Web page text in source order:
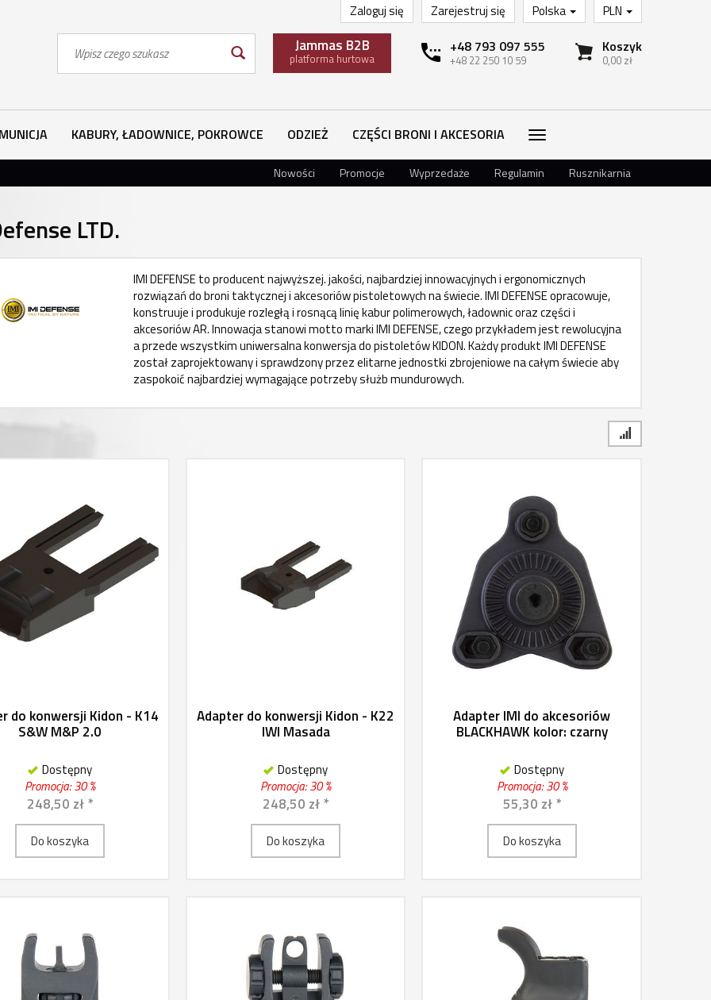
PLN
Polska
Zarejestruj się
Zaloguj się
Koszyk
0,00 zł
+48 793 097 555
+48 22 250 10 59
Jammas B2B
platforma hurtowa
KABURY, ŁADOWNICE, POKROWCE ODZIEŻ CZĘŚCI BRONI I AKCESORIA
Nowości Promocje Wyprzedaże Regulamin Rusznikarnia
LTD.
IMI DEFENSE to producent najwyższej. jakości, najbardziej innowacyjnych i ergonomicznych
rozwiązań do broni taktycznej i akcesoriów pistoletowych na świecie. IMI DEFENSE opracowuje,
konstruuje i produkuje rozległą i rosnącą linię kabur polimerowych, ładownic oraz części i
akcesoriów AR. Innowacja stanowi motto marki IMI DEFENSE, czego przykładem jest rewolucyjna
a przede wszystkim uniwersalna konwersja do pistoletów KIDON. Każdy produkt IMI DEFENSE
został zaprojektowany i sprawdzony przez elitarne jednostki zbrojeniowe na całym świecie aby
zaspokoić najbardziej wymagające potrzeby służb mundurowych.
do konwersji Kidon - K14
S&W M&P 2.0
Dostępny
Promocja: 30 %
248,50 zł *
Do koszyka
Adapter do konwersji Kidon - K22
IWI Masada
Dostępny
Promocja: 30 %
248,50 zł *
Do koszyka
Adapter IMI do akcesoriów
BLACKHAWK kolor: czarny
Dostępny
Promocja: 30 %
55,30 zł *
Do koszyka